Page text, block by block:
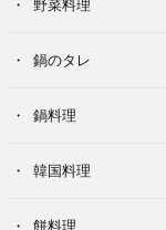
野菜料理
鍋のタレ
鍋料理
韓国料理
餅料理